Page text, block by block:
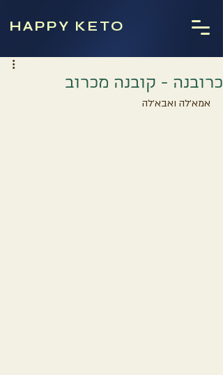
HAPPY KETO
כרובנה - קובנה מכרוב
אמא׳לה ואבא׳לה